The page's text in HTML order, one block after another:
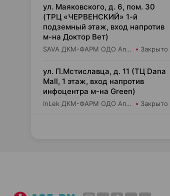
ул. Маяковского, д. 6, пом. 30
(ТРЦ «ЧЕРВЕНСКИЙ» 1-й
подземный этаж, вход напротив
м-на Доктор Вет)
SAVA ДКМ-ФАРМ ОДО Аптека №13 Закрыто
ул. П.Мстиславца, д. 11 (ТЦ Dana
Mall, 1 этаж, вход напротив
инфоцентра м-на Green)
InLek ДКМ-ФАРМ ОДО Аптека №38 Закрыто